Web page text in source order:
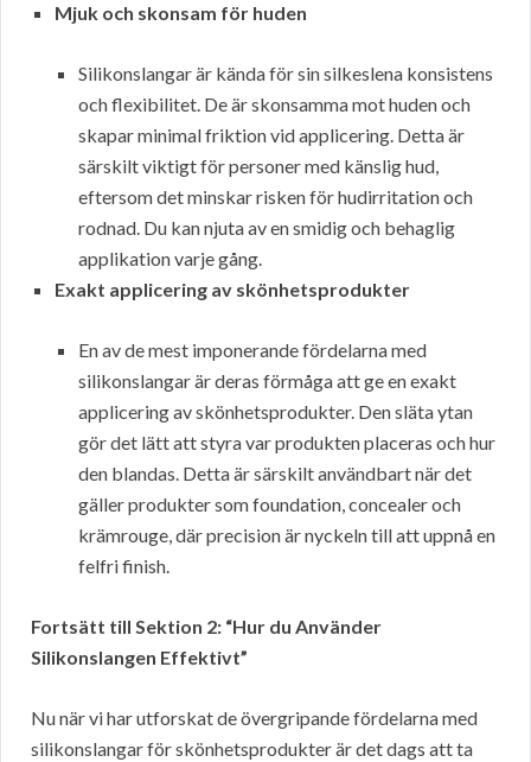
Mjuk och skonsam för huden
Silikonslangar är kända för sin silkeslena konsistens
och flexibilitet. De är skonsamma mot huden och
skapar minimal friktion vid applicering. Detta är
särskilt viktigt för personer med känslig hud,
eftersom det minskar risken för hudirritation och
rodnad. Du kan njuta av en smidig och behaglig
applikation varje gång.
Exakt applicering av skönhetsprodukter
En av de mest imponerande fördelarna med
silikonslangar är deras förmåga att ge en exakt
applicering av skönhetsprodukter. Den släta ytan
gör det lätt att styra var produkten placeras och hur
den blandas. Detta är särskilt användbart när det
gäller produkter som foundation, concealer och
krämrouge, där precision är nyckeln till att uppnå en
felfri finish.
Fortsätt till Sektion 2: “Hur du Använder
Silikonslangen Effektivt”
Nu när vi har utforskat de övergripande fördelarna med
silikonslangar för skönhetsprodukter är det dags att ta